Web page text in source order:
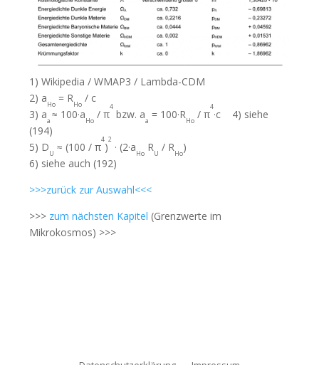
1) Wikipedia / WMAP3 / Lambda-CDM
2) aHo = RHo / c
3) aa ≈ 100·aHo / π
4
bzw. aa = 100·RHo / π
4
·c 4) siehe
(194)
5) DU ≈ (100 / π
4
)
2
· (2·aHo RU / RHo)
6) siehe auch (192)
>>>zurück zur Auswahl<<<
>>> zum nächsten Kapitel (Grenzwerte im
Mikrokosmos) >>>